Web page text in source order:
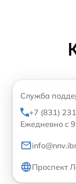
Служба
+7 (831)
Ежедневно с
Проспект